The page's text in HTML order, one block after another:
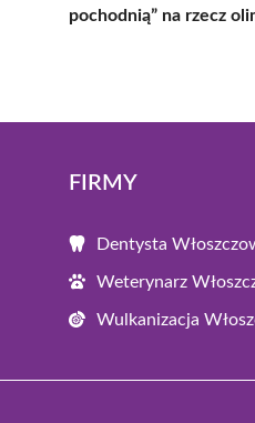
pochodnią” na rzecz
FIRMY
Dentysta
Weterynarz
Wulkanizacja